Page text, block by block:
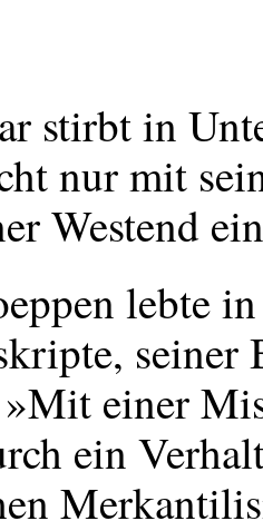
stirbt in
nur mit
Westend
lebte
einer
ein